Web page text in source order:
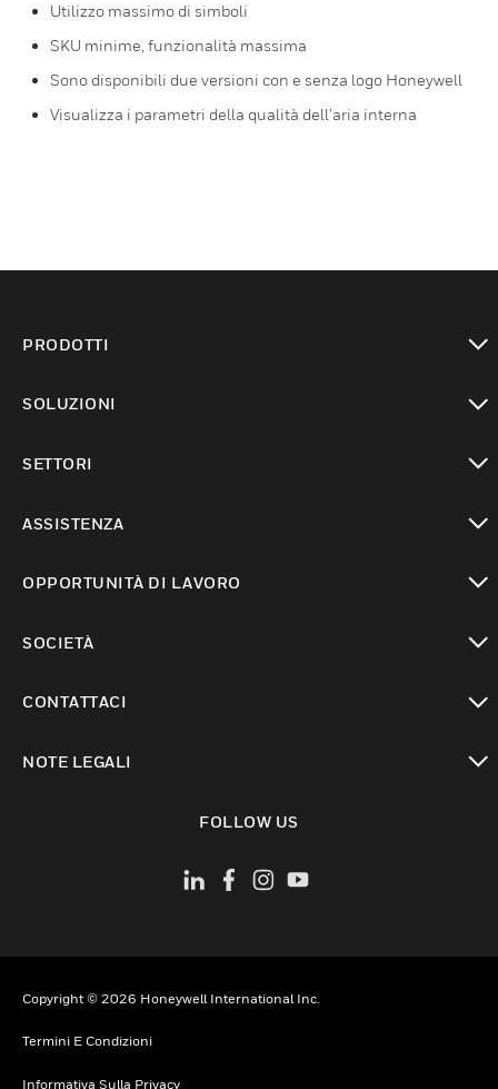
Utilizzo massimo di simboli
SKU minime, funzionalità massima
Sono disponibili due versioni con e senza logo Honeywell
Visualizza i parametri della qualità dell’aria interna
PRODOTTI
SOLUZIONI
SETTORI
ASSISTENZA
OPPORTUNITÀ DI LAVORO
SOCIETÀ
CONTATTACI
NOTE LEGALI
FOLLOW US
Copyright © 2026 Honeywell International Inc.
Termini E Condizioni
Informativa Sulla Privacy